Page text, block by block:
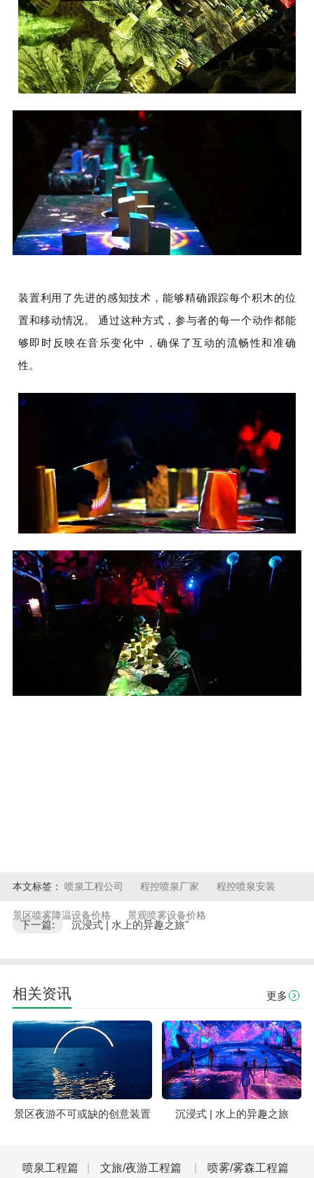
装置利用了先进的感知技术，能够精确跟踪每个积木的位
置和移动情况。
通过这种方式，参与者的每一个动作都能
够即时反映在音乐变化中，确保了互动的流畅性和准确
性。
本文标签： 喷泉工程公司 程控喷泉厂家 程控喷泉安装
景区喷雾降温设备价格 景观喷雾设备价格
下一篇: 沉浸式 | 水上的异趣之旅"
相关资讯 更多
景区夜游不可或缺的创意装置 沉浸式 | 水上的异趣之旅
喷泉工程篇 文旅/夜游工程篇 喷雾/雾森工程篇